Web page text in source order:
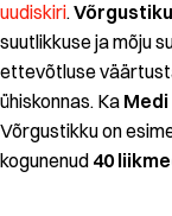
uudiskiri.
suutlikkuse ja mõju
ettevõtluse
ühiskonnas. Ka Medi
Võrgustikku on
kogunenud 40